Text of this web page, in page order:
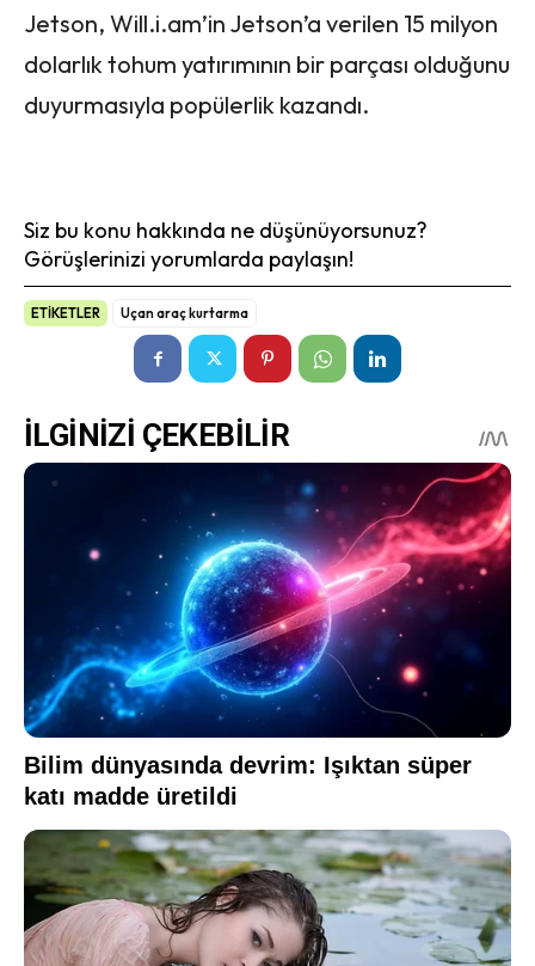
Jetson, Will.i.am’in Jetson’a verilen 15 milyon
dolarlık tohum yatırımının bir parçası olduğunu
duyurmasıyla popülerlik kazandı.
Siz bu konu hakkında ne düşünüyorsunuz?
Görüşlerinizi yorumlarda paylaşın!
ETİKETLER Uçan araç kurtarma